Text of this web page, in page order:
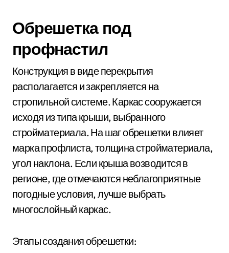
Обрешетка под
профнастил
Конструкция в виде перекрытия
располагается и закрепляется на
стропильной системе. Каркас сооружается
исходя из типа крыши, выбранного
стройматериала. На шаг обрешетки влияет
марка профлиста, толщина стройматериала,
угол наклона. Если крыша возводится в
регионе, где отмечаются неблагоприятные
погодные условия, лучше выбрать
многослойный каркас.
Этапы создания обрешетки: